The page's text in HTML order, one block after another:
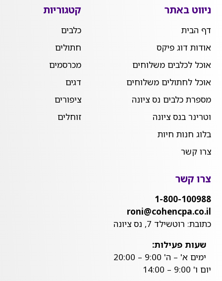
ניווט באתר
דף הבית
אודות דוג פיקס
אוכל לכלבים משלוחים
אוכל לחתולים משלוחים
מספרת כלבים נס ציונה
וטרינר בנס ציונה
בלוג חנות חיות
צרו קשר
קטגוריות
כלבים
חתולים
מכרסמים
דגים
ציפורים
זוחלים
צרו קשר
1-800-100988
roni@cohencpa.co.il
כתובת: רוטשילד 7, נס ציונה
שעות פעילות:
ימים א' – ה' 9:00 – 20:00
יום ו' 9:00 – 14:00